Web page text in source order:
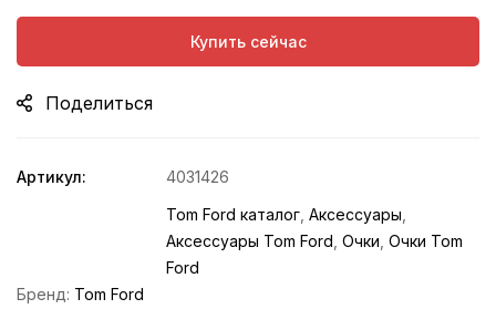
Купить сейчас
Поделиться
Артикул:
4031426
Tom Ford каталог Аксессуары
Аксессуары Tom Ford Очки Очки Tom
Ford
Бренд: Tom Ford